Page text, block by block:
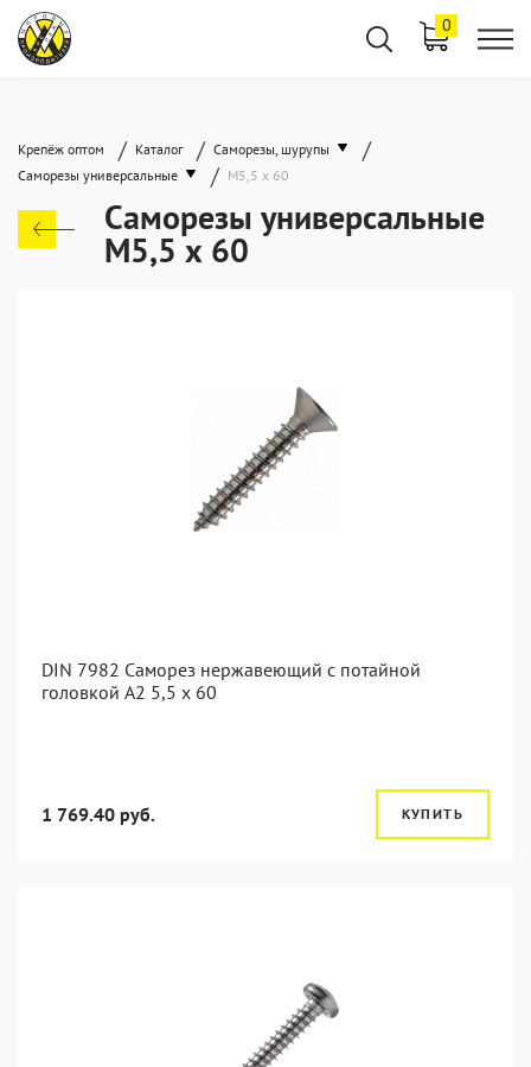
0
Крепёж оптом / Каталог / Саморезы, шурупы /
Саморезы универсальные / М5,5 х 60
Саморезы универсальные
М5,5 х 60
DIN 7982 Саморез нержавеющий с потайной
головкой А2 5,5 x 60
1 769.40 руб. КУПИТЬ